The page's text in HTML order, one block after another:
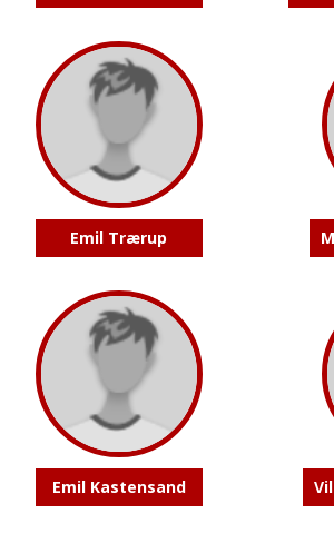
Emil Trærup
Emil Kastensand